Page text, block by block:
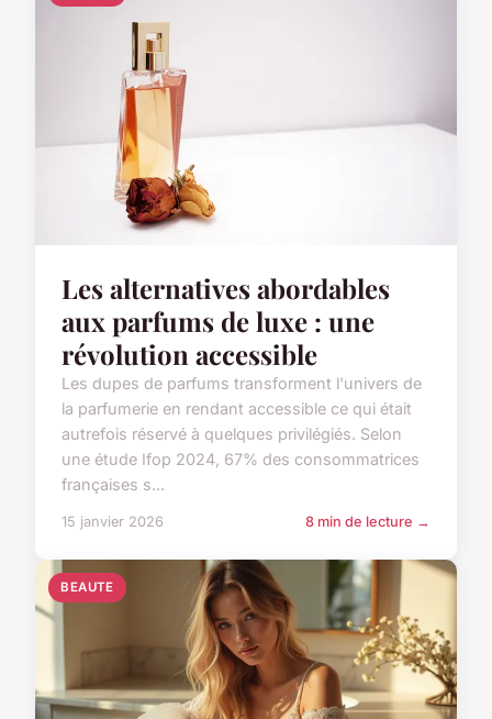
Les alternatives abordables
aux parfums de luxe : une
révolution accessible
Les dupes de parfums transforment l'univers de
la parfumerie en rendant accessible ce qui était
autrefois réservé à quelques privilégiés. Selon
une étude Ifop 2024, 67% des consommatrices
françaises s...
15 janvier 2026 8 min de lecture →
BEAUTE